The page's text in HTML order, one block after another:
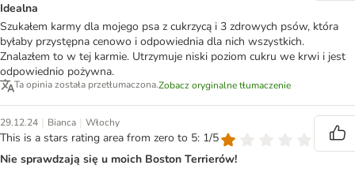
Idealna
Szukałem karmy dla mojego psa z cukrzycą i 3 zdrowych psów, która
byłaby przystępna cenowo i odpowiednia dla nich wszystkich.
Znalazłem to w tej karmie. Utrzymuje niski poziom cukru we krwi i jest
odpowiednio pożywna.
Ta opinia została przetłumaczona.Zobacz oryginalne tłumaczenie
29.12.24 | Bianca | Włochy
This is a stars rating area from zero to 5: 1/5
Nie sprawdzają się u moich Boston Terrierów!